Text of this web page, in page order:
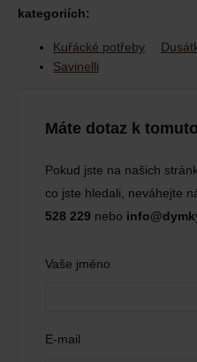
kategoriích:
Kuřácké potřeby
Savinelli
Máte dotaz k
Pokud jste na našich
co jste hledali, neváhejte
528 229 nebo
Vaše jméno
E-mail